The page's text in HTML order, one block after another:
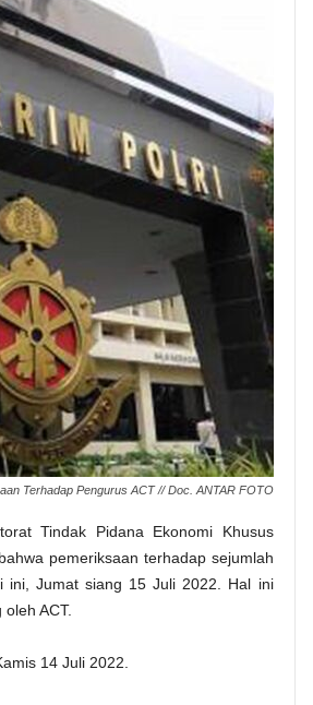
Terhadap Pengurus ACT // Doc. ANTAR FOTO
Tindak Pidana Ekonomi Khusus
pemeriksaan terhadap sejumlah
ini, Jumat siang 15 Juli 2022. Hal ini
ACT.
14 Juli 2022.